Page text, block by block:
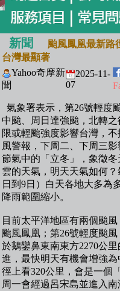
新聞
颱風鳳凰最新路
台灣最顯著
Yahoo奇摩新
聞
2025-11-
07
氣象署表示，第26號輕度
中颱、周日達強颱，北轉
限或輕颱強度影響台灣，
風警報，下周二、下周三
節氣中的「立冬」，象徵
雲的天氣，明天天氣如何
日到9日）白天各地大多為
降雨範圍縮小。
目前太平洋地區有兩個颱
颱風鳳凰；第26號輕度颱
於鵝鑾鼻東南東方2270公
進，最快明天有機會增強
徑上看320公里，會是一個
周一會經過呂宋島並進入